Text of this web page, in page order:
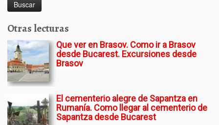
Otras lecturas
Que ver en Brasov. Como ir a Brasov
desde Bucarest. Excursiones desde
Brasov
El cementerio alegre de Sapantza en
Rumanía. Como llegar al cementerio de
Sapantza desde Bucarest